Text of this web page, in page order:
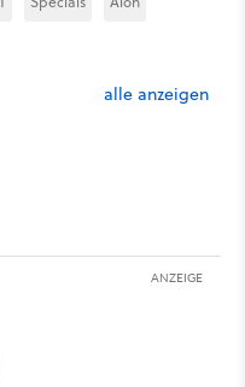
alle anzeigen
ANZEIGE